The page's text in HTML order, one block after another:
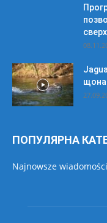
ПОПУЛЯРНА
Najnowsze